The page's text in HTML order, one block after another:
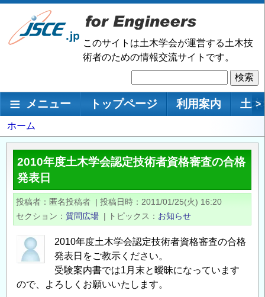
メ
ン
移
このサイトは土木学会が運営する土木技
術者のための情報交流サイトです。
索
メインナビゲーション
メニュー トップページ 利用案内 土 >
パ
ン
く
ず
ホーム
2010年度土木学会認定技術者資格審査の合格
発表日
投稿者 匿名投稿者 | 投稿日時
2011/01/25(火) 16:20
セクション
質問広場 | トピックス お知らせ
2010年度土木学会認定技術者資格審査の合格
発表日をご教示ください。
受験案内書では1月末と曖昧になっています
ので、よろしくお願いいたします。